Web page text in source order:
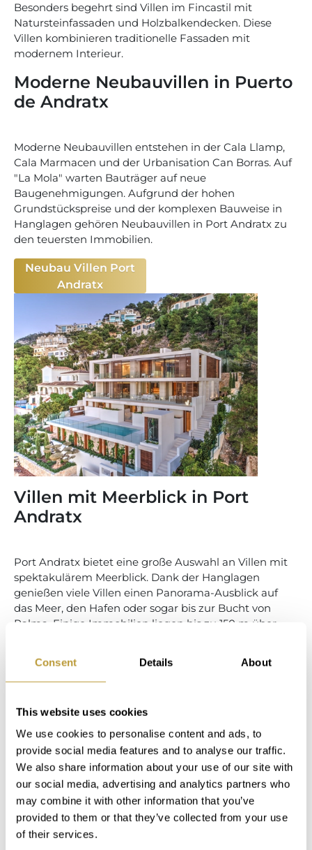
Consent Details About
This website uses cookies
We use cookies to personalise content and ads, to
provide social media features and to analyse our traffic.
We also share information about your use of our site with
our social media, advertising and analytics partners who
may combine it with other information that you’ve
provided to them or that they’ve collected from your use
of their services.
Besonders begehrt sind Villen im Fincastil mit
Natursteinfassaden und Holzbalkendecken. Diese
Villen kombinieren traditionelle Fassaden mit
modernem Interieur.
Moderne Neubauvillen in Puerto
de Andratx
Moderne Neubauvillen entstehen in der Cala Llamp,
Cala Marmacen und der Urbanisation Can Borras. Auf
"La Mola" warten Bauträger auf neue
Baugenehmigungen. Aufgrund der hohen
Grundstückspreise und der komplexen Bauweise in
Hanglagen gehören Neubauvillen in Port Andratx zu
den teuersten Immobilien.
Neubau Villen Port
Andratx
Villen mit Meerblick in Port
Andratx
Port Andratx bietet eine große Auswahl an Villen mit
spektakulärem Meerblick. Dank der Hanglagen
genießen viele Villen einen Panorama-Ausblick auf
das Meer, den Hafen oder sogar bis zur Bucht von
Palma. Einige Immobilien liegen bis zu 150 m über
Meerblick Villen Port
Andratx